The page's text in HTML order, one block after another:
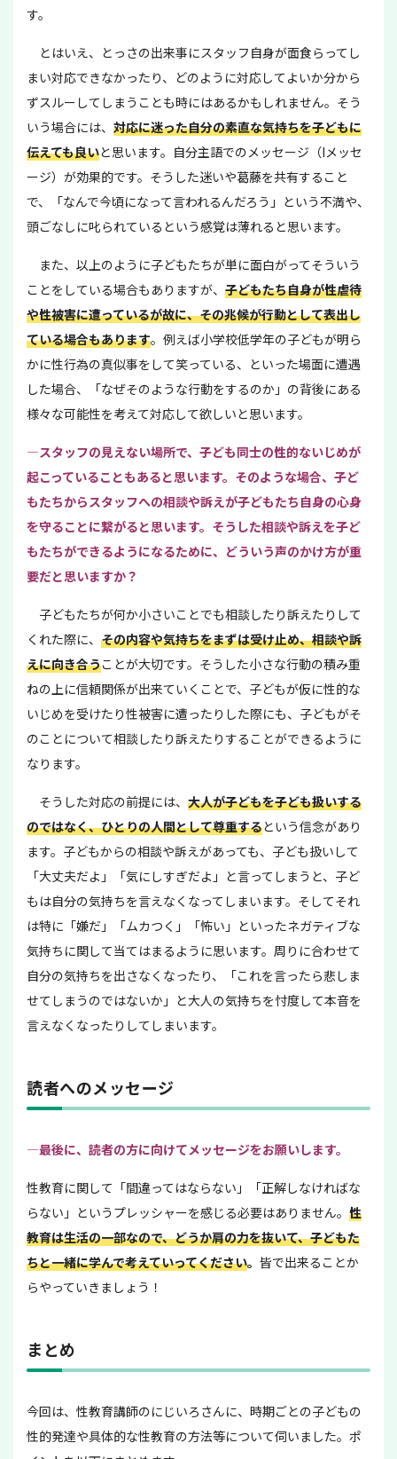
す。
とはいえ、とっさの出来事にスタッフ自身が面食らってし
まい対応できなかったり、どのように対応してよいか分から
ずスルーしてしまうことも時にはあるかもしれません。そう
いう場合には、 対応に迷った自分の素直な気持ちを子どもに
伝えても良いと思います。自分主語でのメッセージ（Iメッセ
ージ）が効果的です。そうした迷いや葛藤を共有すること
で、「なんで今頃になって言われるんだろう」という不満や、
頭ごなしに叱られているという感覚は薄れると思います。
また、以上のように子どもたちが単に面白がってそういう
ことをしている場合もありますが、 子どもたち自身が性虐待
や性被害に遭っているが故に、その兆候が行動として表出し
ている場合もあります。例えば小学校低学年の子どもが明ら
かに性行為の真似事をして笑っている、といった場面に遭遇
した場合、「なぜそのような行動をするのか」の背後にある
様々な可能性を考えて対応して欲しいと思います。
—スタッフの見えない場所で、子ども同士の性的ないじめが
起こっていることもあると思います。そのような場合、子ど
もたちからスタッフへの相談や訴えが子どもたち自身の心身
を守ることに繋がると思います。そうした相談や訴えを子ど
もたちができるようになるために、どういう声のかけ方が重
要だと思いますか？
子どもたちが何か小さいことでも相談したり訴えたりして
くれた際に、 その内容や気持ちをまずは受け止め、相談や訴
えに向き合うことが大切です。そうした小さな行動の積み重
ねの上に信頼関係が出来ていくことで、子どもが仮に性的な
いじめを受けたり性被害に遭ったりした際にも、子どもがそ
のことについて相談したり訴えたりすることができるように
なります。
そうした対応の前提には、 大人が子どもを子ども扱いする
のではなく、ひとりの人間として尊重するという信念があり
ます。子どもからの相談や訴えがあっても、子ども扱いして
「大丈夫だよ」「気にしすぎだよ」と言ってしまうと、子ど
もは自分の気持ちを言えなくなってしまいます。そしてそれ
は特に「嫌だ」「ムカつく」「怖い」といったネガティブな
気持ちに関して当てはまるように思います。周りに合わせて
自分の気持ちを出さなくなったり、「これを言ったら悲しま
せてしまうのではないか」と大人の気持ちを忖度して本音を
言えなくなったりしてしまいます。
読者へのメッセージ
—最後に、読者の方に向けてメッセージをお願いします。
性教育に関して「間違ってはならない」「正解しなければな
らない」というプレッシャーを感じる必要はありません。 性
教育は生活の一部なので、どうか肩の力を抜いて、子どもた
ちと一緒に学んで考えていってください。 皆で出来ることか
らやっていきましょう！
まとめ
今回は、性教育講師のにじいろさんに、時期ごとの子どもの
性的発達や具体的な性教育の方法等について伺いました。ポ